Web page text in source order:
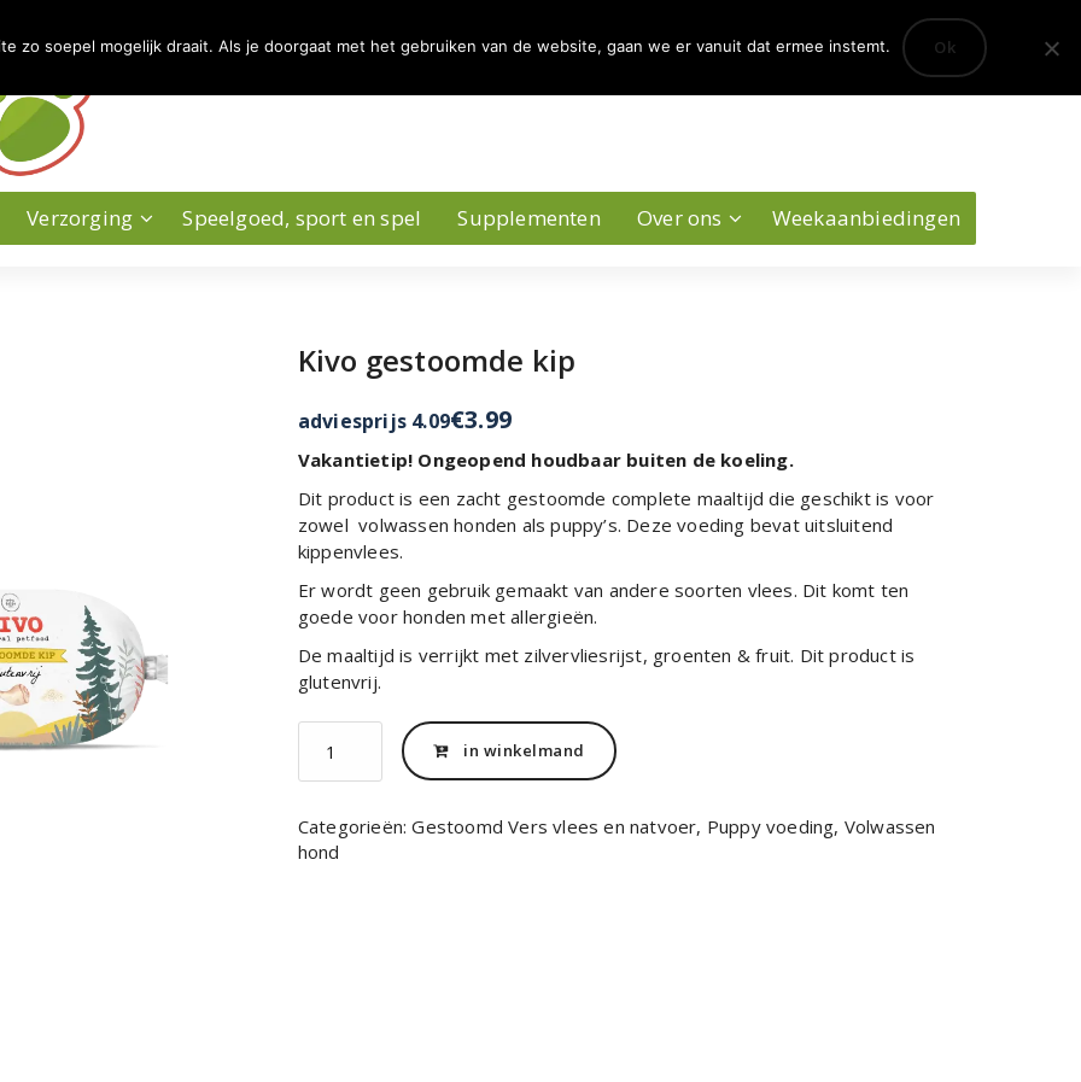
Account 0
Verzorging Speelgoed, sport en spel Supplementen Over ons Weekaanbiedingen
Kivo gestoomde kip
adviesprijs 4.09€3.99
Vakantietip! Ongeopend houdbaar buiten de koeling.
Dit product is een zacht gestoomde complete maaltijd die geschikt is voor
zowel volwassen honden als puppy’s. Deze voeding bevat uitsluitend
kippenvlees.
Er wordt geen gebruik gemaakt van andere soorten vlees. Dit komt ten
goede voor honden met allergieën.
De maaltijd is verrijkt met zilvervliesrijst, groenten & fruit. Dit product is
glutenvrij.
gestoomde
kip
in winkelmand
Categorieën:Gestoomd Vers vlees en natvoer, Puppy voeding, Volwassen
hond
zo soepel mogelijk draait. Als je doorgaat met het gebruiken van de website, gaan we er vanuit dat ermee instemt. Ok